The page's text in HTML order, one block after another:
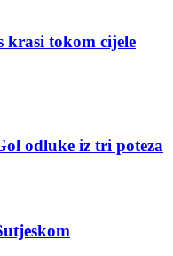
krasi tokom cijele
odluke iz tri poteza